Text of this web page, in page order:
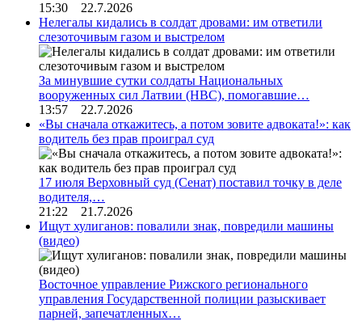
15:30 22.7.2026
Нелегалы кидались в солдат дровами: им ответили
слезоточивым газом и выстрелом
За минувшие сутки солдаты Национальных
вооруженных сил Латвии (НВС), помогавшие…
13:57 22.7.2026
«Вы сначала откажитесь, а потом зовите адвоката!»: как
водитель без прав проиграл суд
17 июля Верховный суд (Сенат) поставил точку в деле
водителя,…
21:22 21.7.2026
Ищут хулиганов: повалили знак, повредили машины
(видео)
Восточное управление Рижского регионального
управления Государственной полиции разыскивает
парней, запечатленных…